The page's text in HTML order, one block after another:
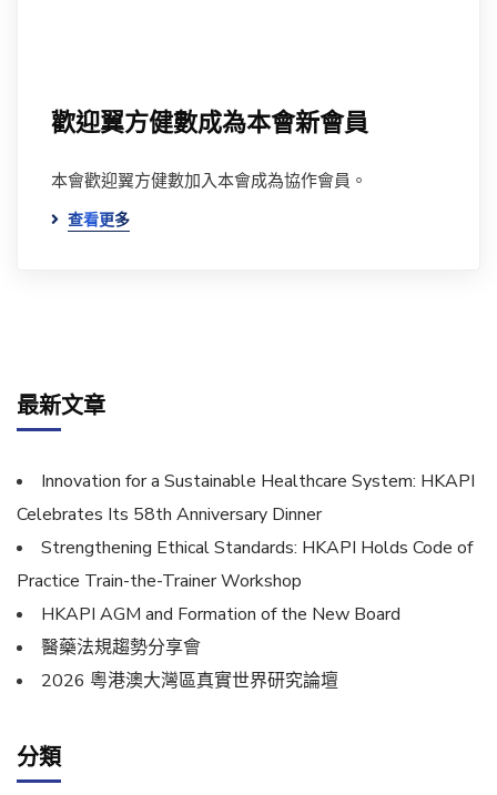
歡迎翼方健數成為本會新會員
本會歡迎翼方健數加入本會成為協作會員。
查看更多
最新文章
Innovation for a Sustainable Healthcare System: HKAPI
Celebrates Its 58th Anniversary Dinner
Strengthening Ethical Standards: HKAPI Holds Code of
Practice Train-the-Trainer Workshop
HKAPI AGM and Formation of the New Board
醫藥法規趨勢分享會
2026 粵港澳大灣區真實世界研究論壇
分類